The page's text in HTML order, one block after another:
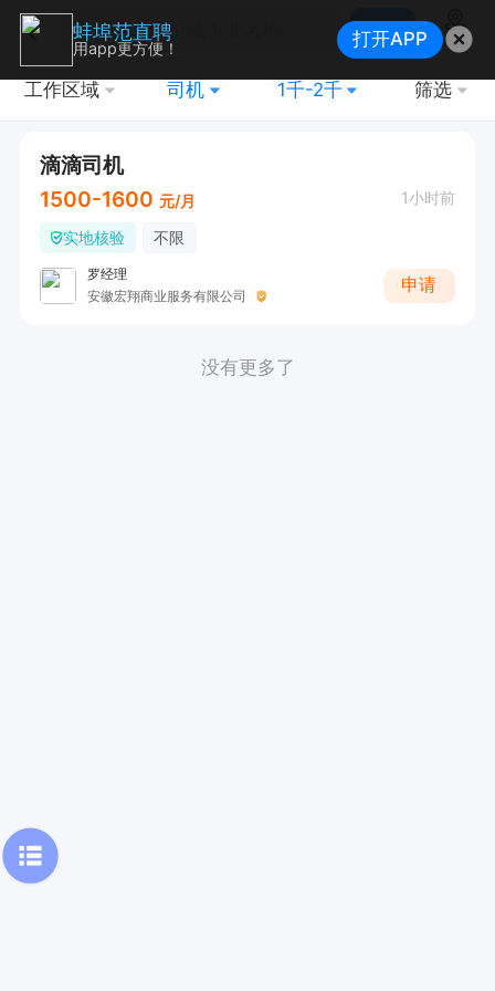
搜索
地图
工作区域 司机 1千-2千 筛选
滴滴司机
1500-1600 元/月 1小时前
实地核验 不限
罗经理
安徽宏翔商业服务有限公司
申请
没有更多了
蚌埠范直聘
用app更方便！ 打开APP